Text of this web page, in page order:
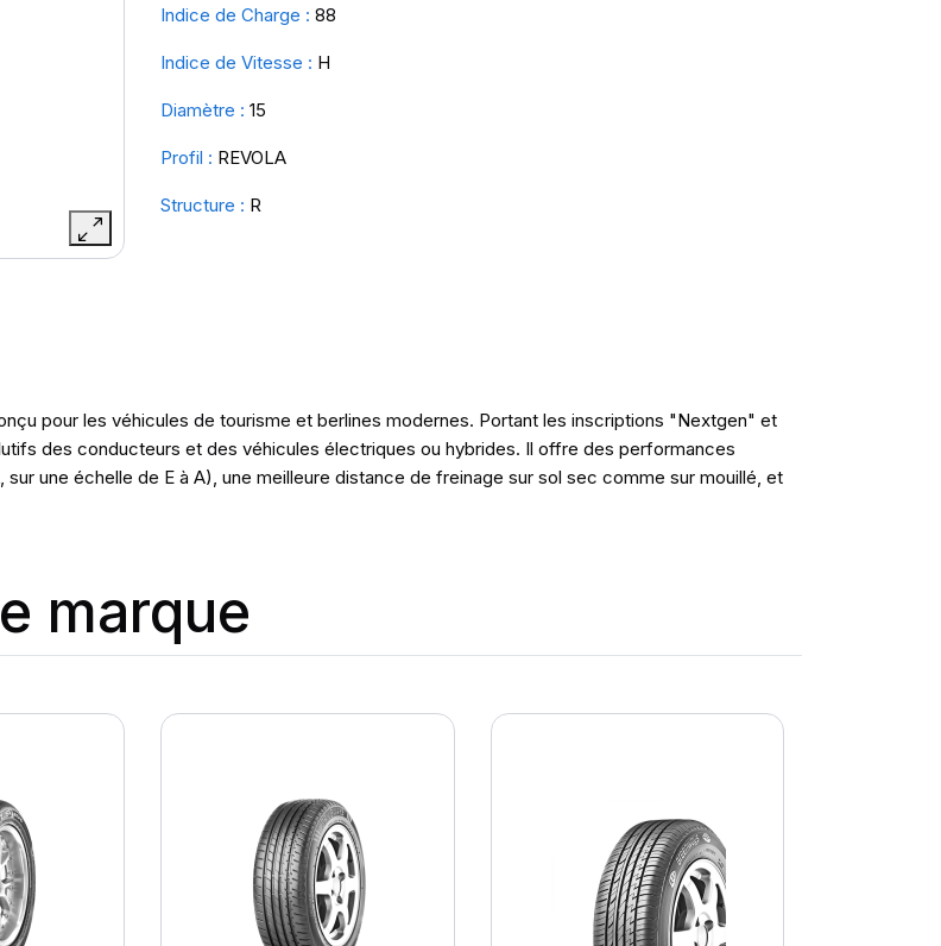
Indice de Charge : 88
Indice de Vitesse : H
Diamètre : 15
Profil : REVOLA
Structure : R
pour les véhicules de tourisme et berlines modernes. Portant les inscriptions "Nextgen" et
des conducteurs et des véhicules électriques ou hybrides. Il offre des performances
une échelle de E à A), une meilleure distance de freinage sur sol sec comme sur mouillé, et
marque